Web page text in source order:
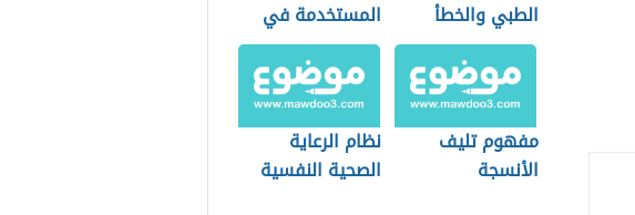
الطبي والخطأ
الطبي
المستخدمة في
طب النساء
والتوليد
مفهوم تليف
الأنسجة
نظام الرعاية
الصحية النفسية